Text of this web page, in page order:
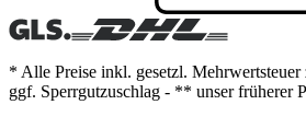
* Alle Preise inkl. gesetzl. Mehrwertsteuer
ggf. Sperrgutzuschlag - ** unser früherer